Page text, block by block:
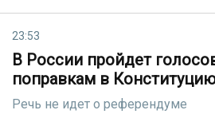
23:53
В России пройдет
поправкам в
Речь не идет о референдуме